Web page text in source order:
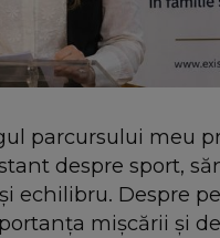
parcursului meu
despre sport,
echilibru. Despre
mișcării și